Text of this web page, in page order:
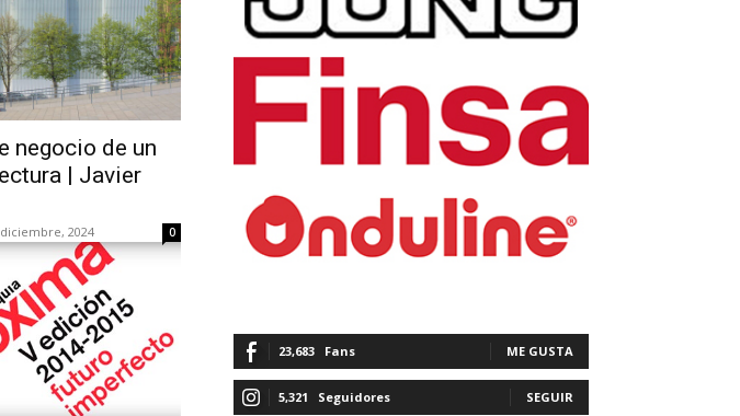
negocio de un
| Javier
2024 0
23,683 Fans ME GUSTA
5,321 Seguidores SEGUIR